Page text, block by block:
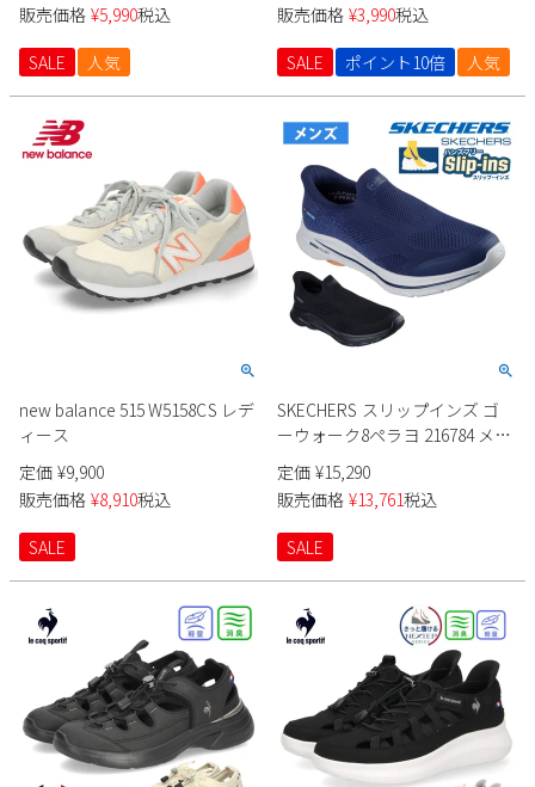
販売価格 ¥5,990税込
SALE
人気
販売価格 ¥3,990税込
SALE
ポイント10倍 人気
new balance 515 W5158CS レデ
ィース
定価 ¥9,900
販売価格 ¥8,910税込
SALE
SKECHERS スリップインズ ゴ
ーウォーク8ペラヨ 216784 メン
ズ
定価 ¥15,290
販売価格 ¥13,761税込
SALE